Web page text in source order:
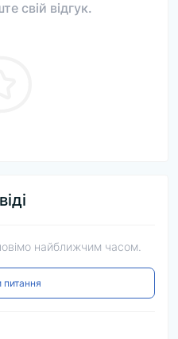
свій відгук.
найближчим часом.
питання